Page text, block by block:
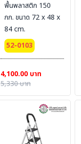
พื้นพลาสติก 150
กก. ขนาด 72 x 48 x
84 cm.
52-0103
4,100.00 บาท
5,330 บาท